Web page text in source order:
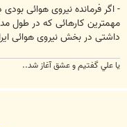
- اگر فرمانده نیروی هوائی
مهمترین کارهائی که در طول
داشتی در بخش نیروی هوائی
يا علي گفتيم و عشق آغاز شد..